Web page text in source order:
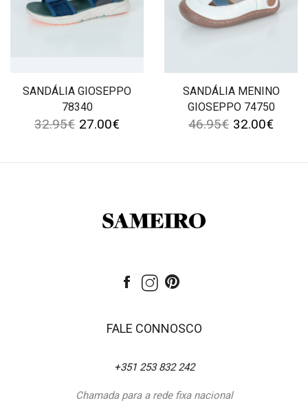
SANDÁLIA GIOSEPPO
78340
32.95€ 27.00€
SANDÁLIA MENINO
GIOSEPPO 74750
46.95€ 32.00€
FALE CONNOSCO
+351 253 832 242
Chamada para a rede fixa nacional